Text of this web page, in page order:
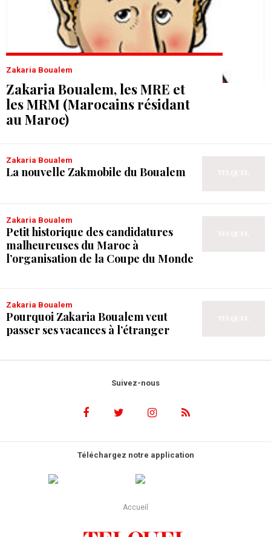
Zakaria Boualem
Zakaria Boualem, les MRE et
les MRM (Marocains résidant
au Maroc)
Zakaria Boualem
La nouvelle Zakmobile du Boualem
Zakaria Boualem
Petit historique des candidatures
malheureuses du Maroc à
l’organisation de la Coupe du Monde
Zakaria Boualem
Pourquoi Zakaria Boualem veut
passer ses vacances à l’étranger
Suivez-nous
Téléchargez notre application
Accueil